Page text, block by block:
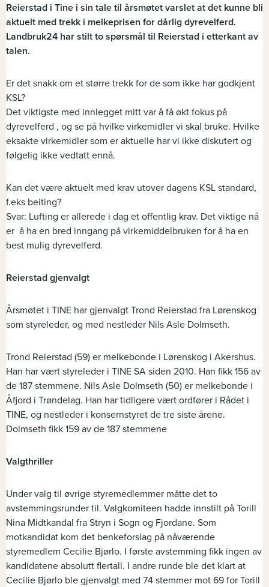
Reierstad i Tine i sin tale til årsmøtet varslet at det kunne bli
aktuelt med trekk i melkeprisen for dårlig dyrevelferd.
Landbruk24 har stilt to spørsmål til Reierstad i etterkant av
talen.
Er det snakk om et større trekk for de som ikke har godkjent
KSL?
Det viktigste med innlegget mitt var å få økt fokus på
dyrevelferd , og se på hvilke virkemidler vi skal bruke. Hvilke
eksakte virkemidler som er aktuelle har vi ikke diskutert og
følgelig ikke vedtatt ennå.
Kan det være aktuelt med krav utover dagens KSL standard,
f.eks beiting?
Svar: Lufting er allerede i dag et offentlig krav. Det viktige nå
er å ha en bred inngang på virkemiddelbruken for å ha en
best mulig dyrevelferd.
Reierstad gjenvalgt
Årsmøtet i TINE har gjenvalgt Trond Reierstad fra Lørenskog
som styreleder, og med nestleder Nils Asle Dolmseth.
Trond Reierstad (59) er melkebonde i Lørenskog i Akershus.
Han har vært styreleder i TINE SA siden 2010. Han fikk 156 av
de 187 stemmene. Nils Asle Dolmseth (50) er melkebonde i
Åfjord i Trøndelag. Han har tidligere vært ordfører i Rådet i
TINE, og nestleder i konsernstyret de tre siste årene.
Dolmseth fikk 159 av de 187 stemmene
Valgthriller
Under valg til øvrige styremedlemmer måtte det to
avstemmingsrunder til. Valgkomiteen hadde innstilt på Torill
Nina Midtkandal fra Stryn i Sogn og Fjordane. Som
motkandidat kom det benkeforslag på nåværende
styremedlem Cecilie Bjørlo. I første avstemming fikk ingen av
kandidatene absolutt flertall. I andre runde ble det klart at
Cecilie Bjørlo ble gjenvalgt med 74 stemmer mot 69 for Torill